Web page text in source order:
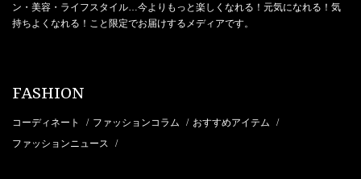
ン・美容・ライフスタイル…今よりもっと楽しくなれる！元気になれる！気
持ちよくなれる！こと限定でお届けするメディアです。
FASHION
コーディネート / ファッションコラム / おすすめアイテム /
ファッションニュース /